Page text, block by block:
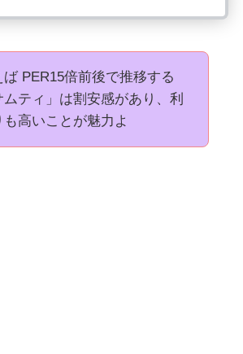
ば PER15倍前後で推移する
ムティ」は割安感があり、利
も高いことが魅力よ